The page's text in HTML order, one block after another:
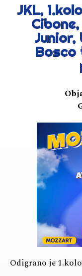
JKL,
Odigrano je